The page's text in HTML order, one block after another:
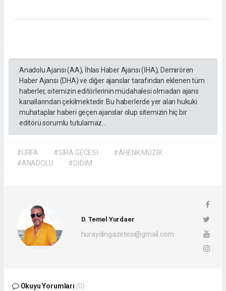
Anadolu Ajansı (AA), İhlas Haber Ajansı (İHA), Demirören
Haber Ajansı (DHA) ve diğer ajanslar tarafından eklenen tüm
haberler, sitemizin editörlerinin müdahalesi olmadan ajans
kanallarından çekilmektedir. Bu haberlerde yer alan hukuki
muhataplar haberi geçen ajanslar olup sitemizin hiç bir
editörü sorumlu tutulamaz...
#URFA #SIRA GECESİ
#AHENK MÜZİK
#ANADOLU
#DİDİM
D. Temel Yurdaer
huraydingazetesi@gmail.com
Okuyu Yorumları (0)